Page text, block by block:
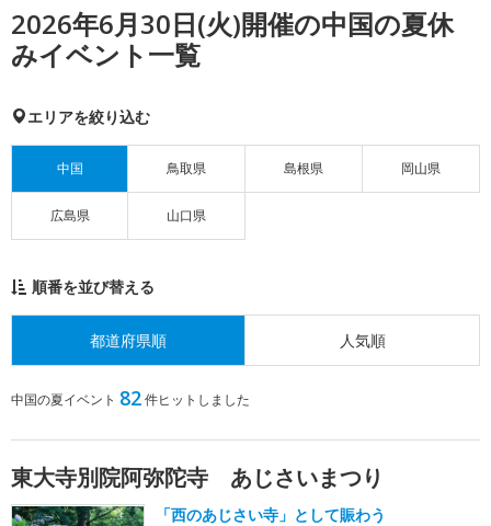
2026年6月30日(火)開催の中国の夏休
みイベント一覧
エリアを絞り込む
中国 鳥取県 島根県 岡山県
広島県 山口県
順番を並び替える
都道府県順 人気順
中国の夏イベント 82件ヒットしました
東大寺別院阿弥陀寺 あじさいまつり
「西のあじさい寺」として賑わう